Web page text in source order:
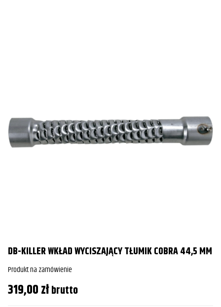
DB-KILLER WKŁAD WYCISZAJĄCY TŁUMIK COBRA 44,5 MM
Produkt na zamówienie
319,00złbrutto